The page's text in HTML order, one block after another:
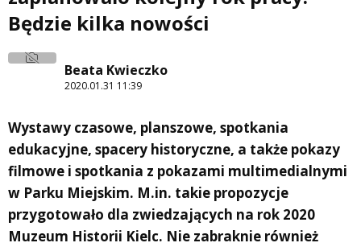
Będzie kilka nowości
Beata Kwieczko
2020.01.31 11:39
Wystawy czasowe, planszowe, spotkania
edukacyjne, spacery historyczne, a także pokazy
filmowe i spotkania z pokazami multimedialnymi
w Parku Miejskim. M.in. takie propozycje
przygotowało dla zwiedzających na rok 2020
Muzeum Historii Kielc. Nie zabraknie również